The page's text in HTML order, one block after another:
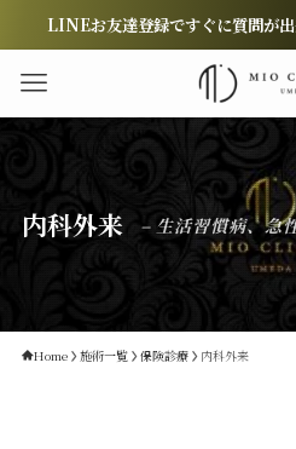
LINEお友達登録ですぐに質問が
内科外来 – 生活習慣病、急
Home 施術一覧 保険診療 内科外来